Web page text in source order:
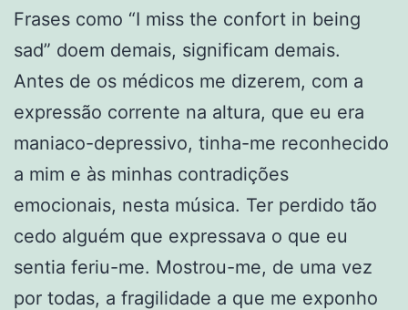
Frases como “I miss the confort in being
sad” doem demais, significam demais.
Antes de os médicos me dizerem, com a
expressão corrente na altura, que eu era
maniaco-depressivo, tinha-me reconhecido
a mim e às minhas contradições
emocionais, nesta música. Ter perdido tão
cedo alguém que expressava o que eu
sentia feriu-me. Mostrou-me, de uma vez
por todas, a fragilidade a que me exponho